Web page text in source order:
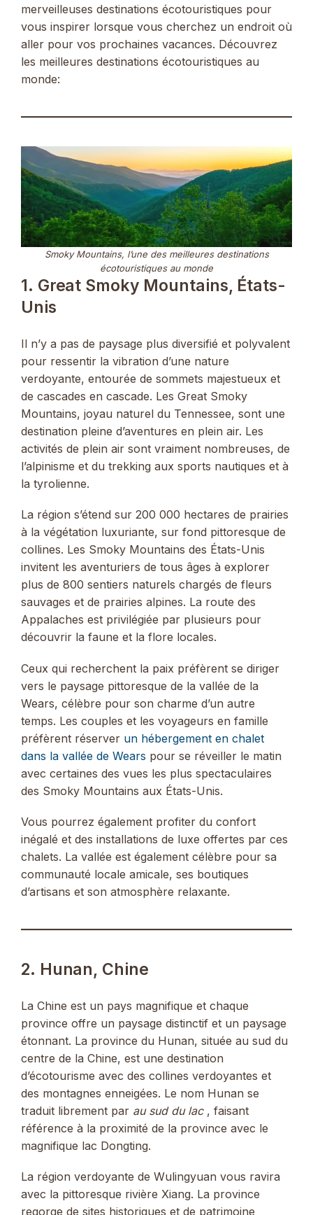
merveilleuses destinations écotouristiques pour
vous inspirer lorsque vous cherchez un endroit où
aller pour vos prochaines vacances. Découvrez
les meilleures destinations écotouristiques au
monde:
Smoky Mountains, l’une des meilleures destinations
écotouristiques au monde
1. Great Smoky Mountains, États-
Unis
Il n’y a pas de paysage plus diversifié et polyvalent
pour ressentir la vibration d’une nature
verdoyante, entourée de sommets majestueux et
de cascades en cascade. Les Great Smoky
Mountains, joyau naturel du Tennessee, sont une
destination pleine d’aventures en plein air. Les
activités de plein air sont vraiment nombreuses, de
l’alpinisme et du trekking aux sports nautiques et à
la tyrolienne.
La région s’étend sur 200 000 hectares de prairies
à la végétation luxuriante, sur fond pittoresque de
collines. Les Smoky Mountains des États-Unis
invitent les aventuriers de tous âges à explorer
plus de 800 sentiers naturels chargés de fleurs
sauvages et de prairies alpines. La route des
Appalaches est privilégiée par plusieurs pour
découvrir la faune et la flore locales.
Ceux qui recherchent la paix préfèrent se diriger
vers le paysage pittoresque de la vallée de la
Wears, célèbre pour son charme d’un autre
temps. Les couples et les voyageurs en famille
préfèrent réserver un hébergement en chalet
dans la vallée de Wears pour se réveiller le matin
avec certaines des vues les plus spectaculaires
des Smoky Mountains aux États-Unis.
Vous pourrez également profiter du confort
inégalé et des installations de luxe offertes par ces
chalets. La vallée est également célèbre pour sa
communauté locale amicale, ses boutiques
d’artisans et son atmosphère relaxante.
2. Hunan, Chine
La Chine est un pays magnifique et chaque
province offre un paysage distinctif et un paysage
étonnant. La province du Hunan, située au sud du
centre de la Chine, est une destination
d’écotourisme avec des collines verdoyantes et
des montagnes enneigées. Le nom Hunan se
traduit librement par au sud du lac, faisant
référence à la proximité de la province avec le
magnifique lac Dongting.
La région verdoyante de Wulingyuan vous ravira
avec la pittoresque rivière Xiang. La province
regorge de sites historiques et de patrimoine